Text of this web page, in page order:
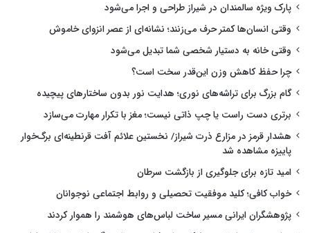
پارک ویژه سالمندان در شیراز طراحی و اجرا می‌شود
وقتی انسان‌ها کمتر حرف می‌زنند؛ نشانه‌ای از عصر انزوای خاموش
وقتی خانه به دستیار شخصی شما تبدیل می‌شود
چرا حفظ کاهش وزن این‌قدر سخت است؟
گام بزرگ برای تراشه‌های نوری؛ هدایت نور بدون ساختارهای پیچیده
برتری دست راست یا چپ ذاتی نیست؛ مغز با تکرار مهارت می‌سازد
هشدار قرمز در مزارع ذرت شیراز/ نخستین علائم آفت قرنطینه‌ای برگ‌خوار
پاییزه مشاهده شد
امید تازه برای جلوگیری از بازگشت سرطان
خواب کافی؛ کلید موفقیت تحصیلی و روابط اجتماعی نوجوانان
پژوهشگران ایرانی مسیر ساخت لباس‌های هوشمند را هموار کردند